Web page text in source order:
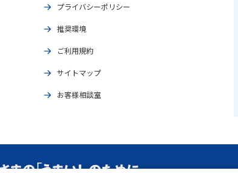
プライバシーポリシー
推奨環境
ご利用規約
サイトマップ
お客様相談室